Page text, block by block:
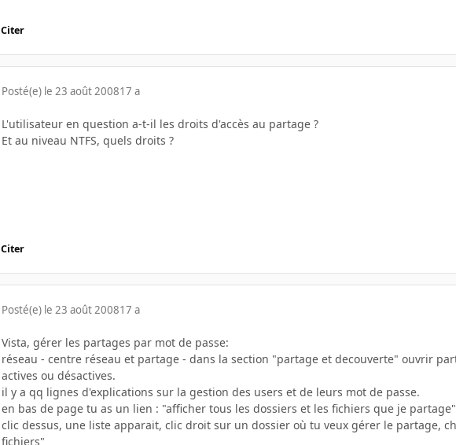
Citer
Posté(e) le 23 août 200817 a
L'utilisateur en question a-t-il les droits d'accès au partage ?
Et au niveau NTFS, quels droits ?
Citer
Posté(e) le 23 août 200817 a
Vista, gérer les partages par mot de passe:
réseau - centre réseau et partage - dans la section "partage et decouverte" ouvrir
actives ou désactives.
il y a qq lignes d'explications sur la gestion des users et de leurs mot de passe.
en bas de page tu as un lien : "afficher tous les dossiers et les fichiers que je partage"
clic dessus, une liste apparait, clic droit sur un dossier où tu veux gérer le partage,
fichiers"